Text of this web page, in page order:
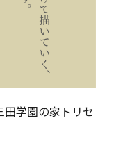
学園の家トリセ